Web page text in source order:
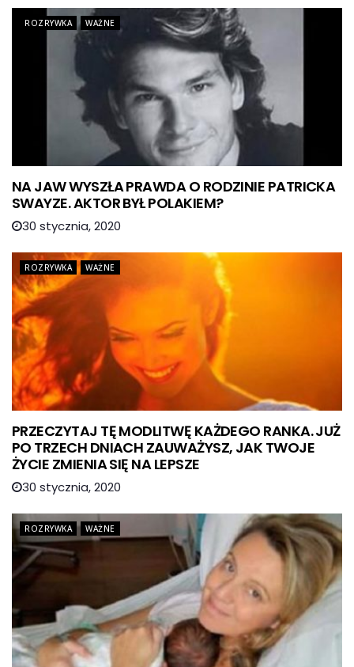
ROZRYWKA WAŻNE
NA JAW WYSZŁA PRAWDA O RODZINIE PATRICKA
SWAYZE. AKTOR BYŁ POLAKIEM?
30 stycznia, 2020
ROZRYWKA WAŻNE
PRZECZYTAJ TĘ MODLITWĘ KAŻDEGO RANKA. JUŻ
PO TRZECH DNIACH ZAUWAŻYSZ, JAK TWOJE
ŻYCIE ZMIENIA SIĘ NA LEPSZE
30 stycznia, 2020
ROZRYWKA WAŻNE